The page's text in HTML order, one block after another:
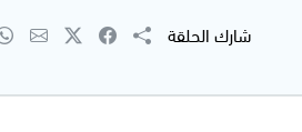
شارك الحلقة